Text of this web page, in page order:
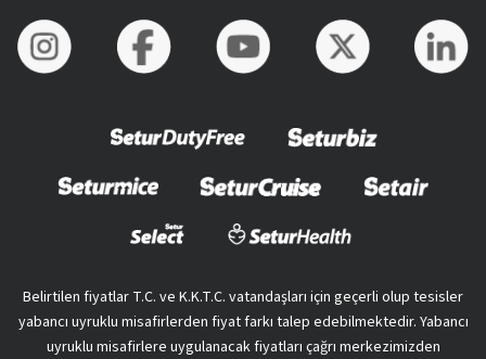
Belirtilen fiyatlar T.C. ve K.K.T.C. vatandaşları için geçerli olup tesisler
yabancı uyruklu misafirlerden fiyat farkı talep edebilmektedir. Yabancı
uyruklu misafirlere uygulanacak fiyatları çağrı merkezimizden